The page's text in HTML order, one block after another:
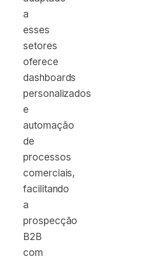
a
esses
setores
oferece
dashboards
personalizados
e
automação
de
processos
comerciais,
facilitando
a
prospecção
B2B
com